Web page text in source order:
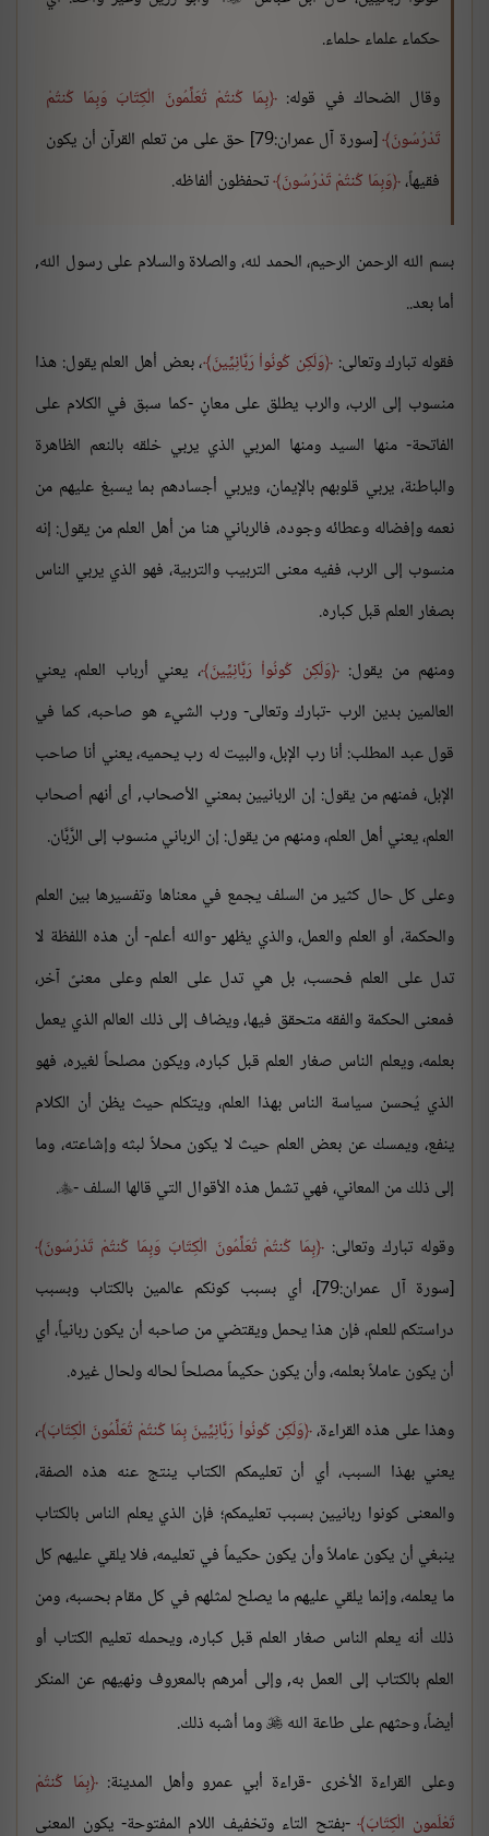
حكماء علماء حلماء.
وقال الضحاك في قوله:
بِمَا كُنتُمْ تُعَلِّمُونَ الْكِتَابَ وَبِمَا كُنتُمْ
تَدْرُسُونَ
[سورة آل عمران:79] حق على من تعلم القرآن أن يكون
فقيهاً، وَبِمَا كُنتُمْ تَدْرُسُونَ تحفظون ألفاظه.
بسم الله الرحمن الرحيم، الحمد لله، والصلاة والسلام على رسول الله,
أما بعد..
فقوله تبارك وتعالى: وَلَكِن كُونُواْ رَبَّانِيِّينَ ، بعض أهل العلم يقول: هذا
منسوب إلى الرب، والرب يطلق على معانٍ -كما سبق في الكلام على
الفاتحة- منها السيد ومنها المربي الذي يربي خلقه بالنعم الظاهرة
والباطنة، يربي قلوبهم بالإيمان، ويربي أجسادهم بما يسبغ عليهم من
نعمه وإفضاله وعطائه وجوده، فالرباني هنا من أهل العلم من يقول: إنه
منسوب إلى الرب، ففيه معنى التربيب والتربية، فهو الذي يربي الناس
بصغار العلم قبل كباره.
ومنهم من يقول: وَلَكِن كُونُواْ رَبَّانِيِّينَ ، يعني أرباب العلم، يعني
العالمين بدين الرب -تبارك وتعالى- ورب الشيء هو صاحبه، كما في
قول عبد المطلب: أنا رب الإبل، والبيت له رب يحميه، يعني أنا صاحب
الإبل، فمنهم من يقول: إن الربانيين بمعني الأصحاب, أى أنهم أصحاب
العلم، يعني أهل العلم، ومنهم من يقول: إن الرباني منسوب إلى الرَّبَّان.
وعلى كل حال كثير من السلف يجمع في معناها وتفسيرها بين العلم
والحكمة، أو العلم والعمل، والذي يظهر -والله أعلم- أن هذه اللفظة لا
تدل على العلم فحسب، بل هي تدل على العلم وعلى معنىً آخر،
فمعنى الحكمة والفقه متحقق فيها، ويضاف إلى ذلك العالم الذي يعمل
بعلمه، ويعلم الناس صغار العلم قبل كباره، ويكون مصلحاً لغيره، فهو
الذي يُحسن سياسة الناس بهذا العلم، ويتكلم حيث يظن أن الكلام
ينفع، ويمسك عن بعض العلم حيث لا يكون محلاً لبثه وإشاعته، وما
إلى ذلك من المعاني، فهي تشمل هذه الأقوال التي قالها السلف -
.
وقوله تبارك وتعالى: بِمَا كُنتُمْ تُعَلِّمُونَ الْكِتَابَ وَبِمَا كُنتُمْ تَدْرُسُونَ
[سورة آل عمران:79]، أي بسبب كونكم عالمين بالكتاب وبسبب
دراستكم للعلم، فإن هذا يحمل ويقتضي من صاحبه أن يكون ربانياً، أي
أن يكون عاملاً بعلمه، وأن يكون حكيماً مصلحاً لحاله ولحال غيره.
وهذا على هذه القراءة، وَلَكِن كُونُواْ رَبَّانِيِّينَ بِمَا كُنتُمْ تُعَلِّمُونَ الْكِتَابَ ،
يعني بهذا السبب، أي أن تعليمكم الكتاب ينتج عنه هذه الصفة،
والمعنى كونوا ربانيين بسبب تعليمكم؛ فإن الذي يعلم الناس بالكتاب
ينبغي أن يكون عاملاً وأن يكون حكيماً في تعليمه، فلا يلقي عليهم كل
ما يعلمه، وإنما يلقي عليهم ما يصلح لمثلهم في كل مقام بحسبه، ومن
ذلك أنه يعلم الناس صغار العلم قبل كباره، ويحمله تعليم الكتاب أو
العلم بالكتاب إلى العمل به, وإلى أمرهم بالمعروف ونهيهم عن المنكر
أيضاً، وحثهم على طاعة الله  وما أشبه ذلك.
وعلى القراءة الأخرى -قراءة أبي عمرو وأهل المدينة: بِمَا كُنتُمْ
تَعْلَمون الْكِتَابَ -بفتح التاء وتخفيف اللام المفتوحة- يكون المعنى